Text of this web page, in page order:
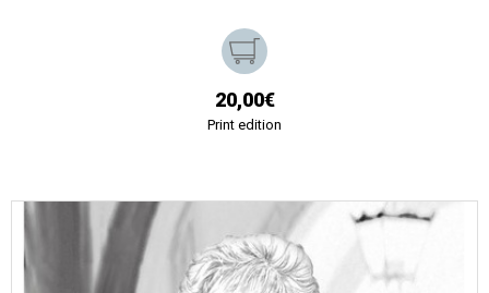
20,00€
Print edition